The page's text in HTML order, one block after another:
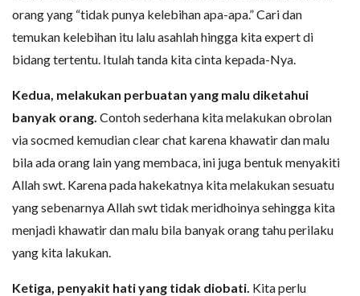
orang yang “tidak punya kelebihan apa-apa.” Cari dan
temukan kelebihan itu lalu asahlah hingga kita expert di
bidang tertentu. Itulah tanda kita cinta kepada-Nya.
Kedua, melakukan perbuatan yang malu diketahui
banyak orang. Contoh sederhana kita melakukan obrolan
via socmed kemudian clear chat karena khawatir dan malu
bila ada orang lain yang membaca, ini juga bentuk menyakiti
Allah swt. Karena pada hakekatnya kita melakukan sesuatu
yang sebenarnya Allah swt tidak meridhoinya sehingga kita
menjadi khawatir dan malu bila banyak orang tahu perilaku
yang kita lakukan.
Ketiga, penyakit hati yang tidak diobati. Kita perlu